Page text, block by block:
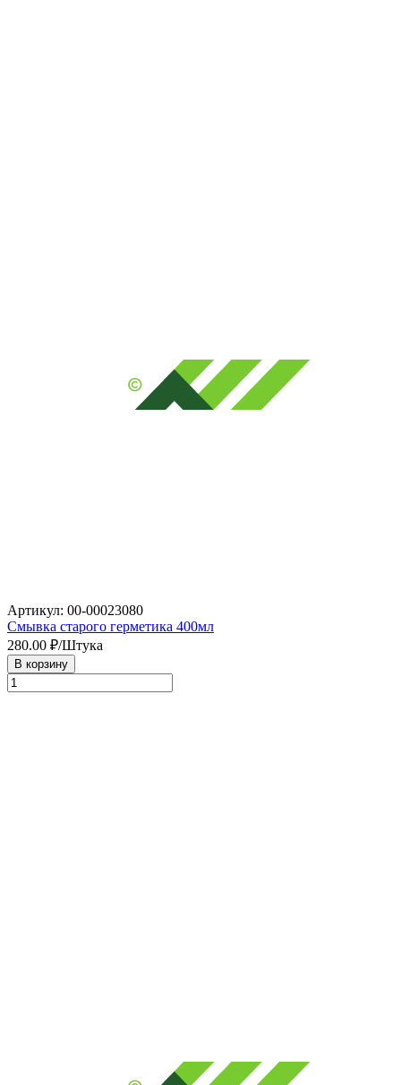
Артикул: 00-00023080
Смывка старого герметика 400мл
280.00 ₽/Штука
В корзину